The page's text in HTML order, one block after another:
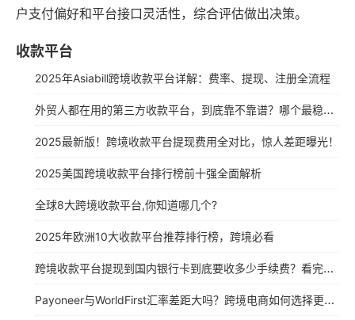
户支付偏好和平台接口灵活性，综合评估做出决策。
收款平台
2025年Asiabill跨境收款平台详解：费率、提现、注册全流程
外贸人都在用的第三方收款平台，到底靠不靠谱？哪个最稳？一篇对比搞懂！
2025最新版！跨境收款平台提现费用全对比，惊人差距曝光！
2025美国跨境收款平台排行榜前十强全面解析
全球8大跨境收款平台,你知道哪几个?
2025年欧洲10大收款平台推荐排行榜，跨境必看
跨境收款平台提现到国内银行卡到底要收多少手续费？看完你就懂了！
Payoneer与WorldFirst汇率差距大吗？跨境电商如何选择更省钱的收款平台